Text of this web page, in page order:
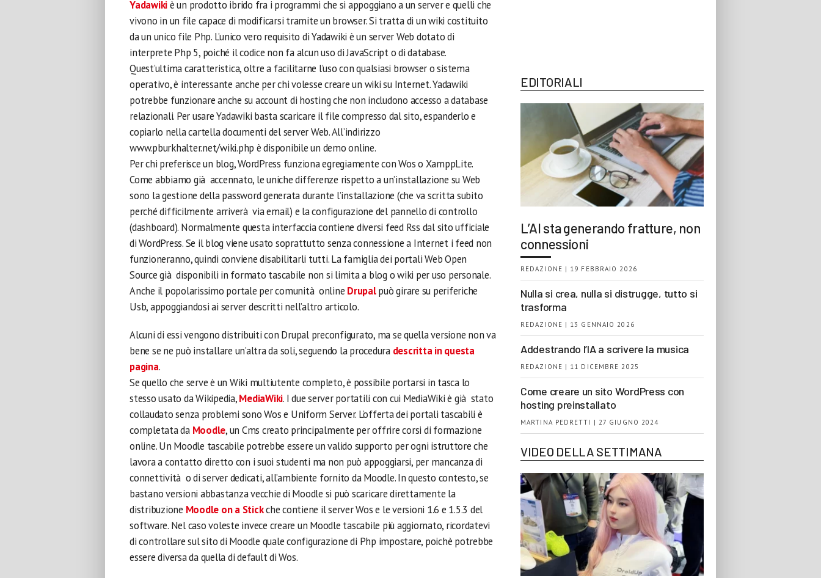
Yadawikiè un prodotto ibrido fra i programmi che si appoggiano a un server e quelli che
vivono in un file capace di modificarsi tramite un browser. Si tratta di un wiki costituito
da un unico file Php. L’unico vero requisito di Yadawiki è un server Web dotato di
interprete Php 5, poiché il codice non fa alcun uso di JavaScript o di database.
Quest’ultima caratteristica, oltre a facilitarne l’uso con qualsiasi browser o sistema
operativo, è interessante anche per chi volesse creare un wiki su Internet. Yadawiki
potrebbe funzionare anche su account di hosting che non includono accesso a database
relazionali. Per usare Yadawiki basta scaricare il file compresso dal sito, espanderlo e
copiarlo nella cartella documenti del server Web. All’indirizzo
www.pburkhalter.net/wiki.php è disponibile un demo online.
Per chi preferisce un blog, WordPress funziona egregiamente con Wos o XamppLite.
Come abbiamo già accennato, le uniche differenze rispetto a un’installazione su Web
sono la gestione della password generata durante l’installazione (che va scritta subito
perché difficilmente arriverà via email) e la configurazione del pannello di controllo
(dashboard). Normalmente questa interfaccia contiene diversi feed Rss dal sito ufficiale
di WordPress. Se il blog viene usato soprattutto senza connessione a Internet i feed non
funzioneranno, quindi conviene disabilitarli tutti. La famiglia dei portali Web Open
Source già disponibili in formato tascabile non si limita a blog o wiki per uso personale.
Anche il popolarissimo portale per comunità online Drupalpuò girare su periferiche
Usb, appoggiandosi ai server descritti nell’altro articolo.
Alcuni di essi vengono distribuiti con Drupal preconfigurato, ma se quella versione non va
bene se ne può installare un’altra da soli, seguendo la procedura descritta in questa
pagina.
Se quello che serve è un Wiki multiutente completo, è possibile portarsi in tasca lo
stesso usato da Wikipedia,MediaWiki. I due server portatili con cui MediaWiki è già stato
collaudato senza problemi sono Wos e Uniform Server. L’offerta dei portali tascabili è
completata da Moodle, un Cms creato principalmente per offrire corsi di formazione
online. Un Moodle tascabile potrebbe essere un valido supporto per ogni istruttore che
lavora a contatto diretto con i suoi studenti ma non può appoggiarsi, per mancanza di
connettività o di server dedicati, all’ambiente fornito da Moodle. In questo contesto, se
bastano versioni abbastanza vecchie di Moodle si può scaricare direttamente la
distribuzione Moodle on a Stickche contiene il server Wos e le versioni 1.6 e 1.5.3 del
software. Nel caso voleste invece creare un Moodle tascabile più aggiornato, ricordatevi
di controllare sul sito di Moodle quale configurazione di Php impostare, poichè potrebbe
essere diversa da quella di default di Wos.
EDITORIALI
L’AI sta generando fratture, non
connessioni
REDAZIONE | 19 FEBBRAIO 2026
Nulla si crea, nulla si distrugge, tutto si
trasforma
REDAZIONE | 13 GENNAIO 2026
Addestrando l’IA a scrivere la musica
REDAZIONE | 11 DICEMBRE 2025
Come creare un sito WordPress con
hosting preinstallato
MARTINA PEDRETTI | 27 GIUGNO 2024
VIDEO DELLA SETTIMANA